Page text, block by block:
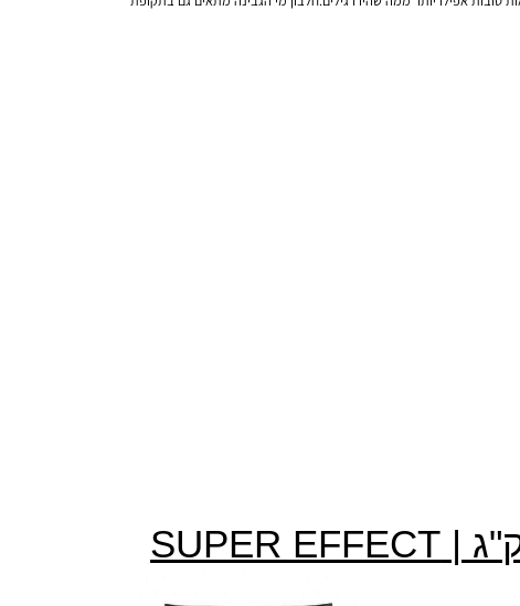
והובלת החלבון והגליקוגן אל המאגרים התוך שריריים.
אפילו יותר ממה שהיו רגילים.חלבון מי הגבינה מתאים גם בתקופת